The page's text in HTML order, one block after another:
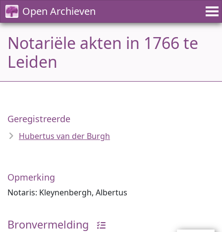
Open Archieven
Notariële akten in 1766 te
Leiden
Geregistreerde
Hubertus van der Burgh
Opmerking
Notaris: Kleynenbergh, Albertus
Bronvermelding